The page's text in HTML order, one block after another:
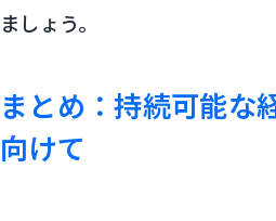
ましょう。
まとめ：持続可能な
向けて